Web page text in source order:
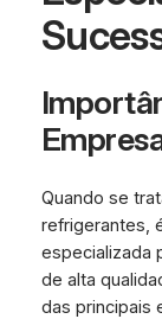
Quando se
refrigerantes,
especializada
de alta
das principais